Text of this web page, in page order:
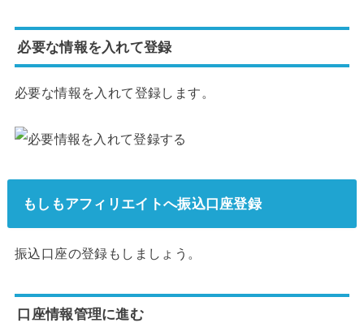
必要な情報を入れて登録
必要な情報を入れて登録します。
もしもアフィリエイトへ振込口座登録
振込口座の登録もしましょう。
口座情報管理に進む